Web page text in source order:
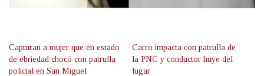
Capturan a mujer que en estado
de ebriedad chocó con patrulla
policial en San Miguel
Carro impacta con patrulla de
la PNC y conductor huye del
lugar